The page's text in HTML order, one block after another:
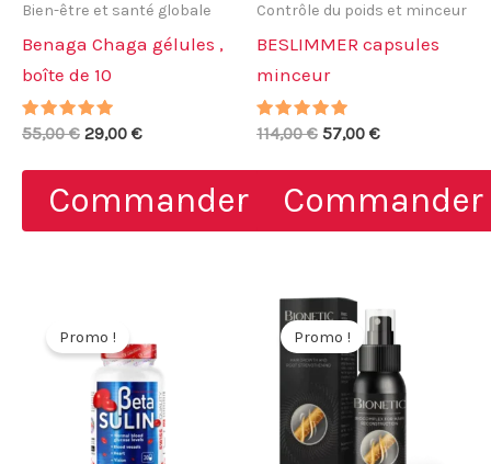
Bien-être et santé globale
Benaga Chaga gélules ,
boîte de 10
Note
4.75
55,00€ Le
initial
était :
55,00 €.
29,00 €Le
actuel
est :
29,00 €.
Commander
Contrôle du poids et minceur
BESLIMMER capsules
minceur
Note
4.67
114,00€ Le
initial
était :
114,00 €.
57,00 €Le
actuel
est :
57,00 €.
Commander
Promo ! Promo !